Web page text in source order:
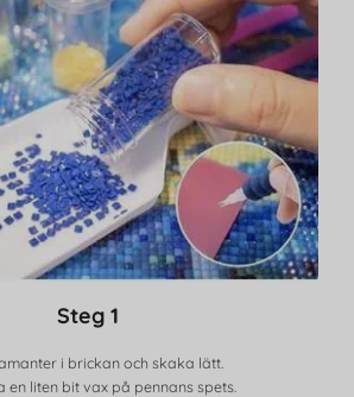
Steg 1
i brickan och skaka lätt.
en liten bit vax på pennans spets.